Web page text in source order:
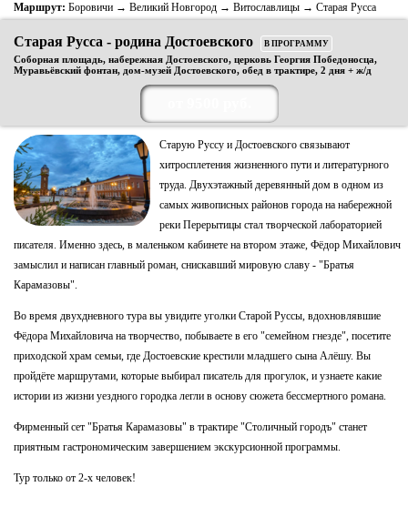
Маршрут: Боровичи → Великий Новгород → Витославлицы → Старая Русса
Старая Русса - родина Достоевского В ПРОГРАММУ
Соборная площадь, набережная Достоевского, церковь Георгия Победоносца,
Муравьёвский фонтан, дом-музей Достоевского, обед в трактире, 2 дня + ж/д
Старую Руссу и Достоевского связывают
хитросплетения жизненного пути и литературного
труда. Двухэтажный деревянный дом в одном из
самых живописных районов города на набережной
реки Перерытицы стал творческой лабораторией
писателя. Именно здесь, в маленьком кабинете на втором этаже, Фёдор Михайлович
замыслил и написан главный роман, снискавший мировую славу - "Братья
Карамазовы".
Во время двухдневного тура вы увидите уголки Старой Руссы, вдохновлявшие
Фёдора Михайловича на творчество, побываете в его "семейном гнезде", посетите
приходской храм семьи, где Достоевские крестили младшего сына Алёшу. Вы
пройдёте маршрутами, которые выбирал писатель для прогулок, и узнаете какие
истории из жизни уездного городка легли в основу сюжета бессмертного романа.
Фирменный сет "Братья Карамазовы" в трактире "Столичный городъ" станет
приятным гастрономическим завершением экскурсионной программы.
Тур только от 2-х человек!